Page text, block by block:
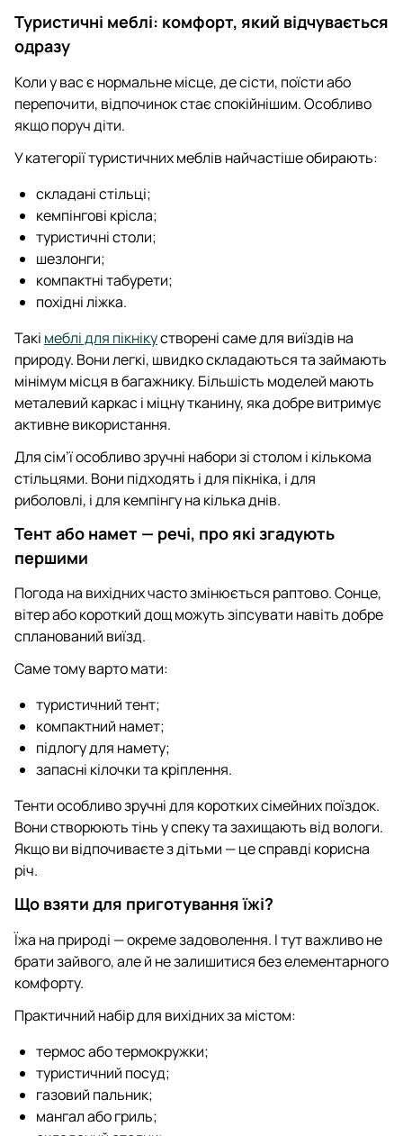
Туристичні меблі: комфорт, який відчувається
одразу
Коли у вас є нормальне місце, де сісти, поїсти або
перепочити, відпочинок стає спокійнішим. Особливо
якщо поруч діти.
У категорії туристичних меблів найчастіше обирають:
складані стільці;
кемпінгові крісла;
туристичні столи;
шезлонги;
компактні табурети;
похідні ліжка.
Такі меблі для пікнікустворені саме для виїздів на
природу. Вони легкі, швидко складаються та займають
мінімум місця в багажнику. Більшість моделей мають
металевий каркас і міцну тканину, яка добре витримує
активне використання.
Для сім’ї особливо зручні набори зі столом і кількома
стільцями. Вони підходять і для пікніка, і для
риболовлі, і для кемпінгу на кілька днів.
Тент або намет — речі, про які згадують
першими
Погода на вихідних часто змінюється раптово. Сонце,
вітер або короткий дощ можуть зіпсувати навіть добре
спланований виїзд.
Саме тому варто мати:
туристичний тент;
компактний намет;
підлогу для намету;
запасні кілочки та кріплення.
Тенти особливо зручні для коротких сімейних поїздок.
Вони створюють тінь у спеку та захищають від вологи.
Якщо ви відпочиваєте з дітьми — це справді корисна
річ.
Що взяти для приготування їжі?
Їжа на природі — окреме задоволення. І тут важливо не
брати зайвого, але й не залишитися без елементарного
комфорту.
Практичний набір для вихідних за містом:
термос або термокружки;
туристичний посуд;
газовий пальник;
мангал або гриль;